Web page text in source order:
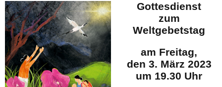
Gottesdienst
zum
Weltgebetstag
am Freitag,
den 3. März 2023
um 19.30 Uhr